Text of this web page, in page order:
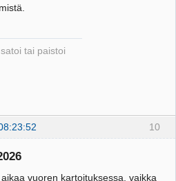
tai paistoi
10
vuoren kartoituksessa, vaikka